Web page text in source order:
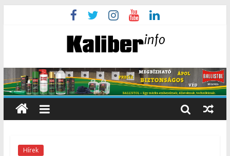
Hírek